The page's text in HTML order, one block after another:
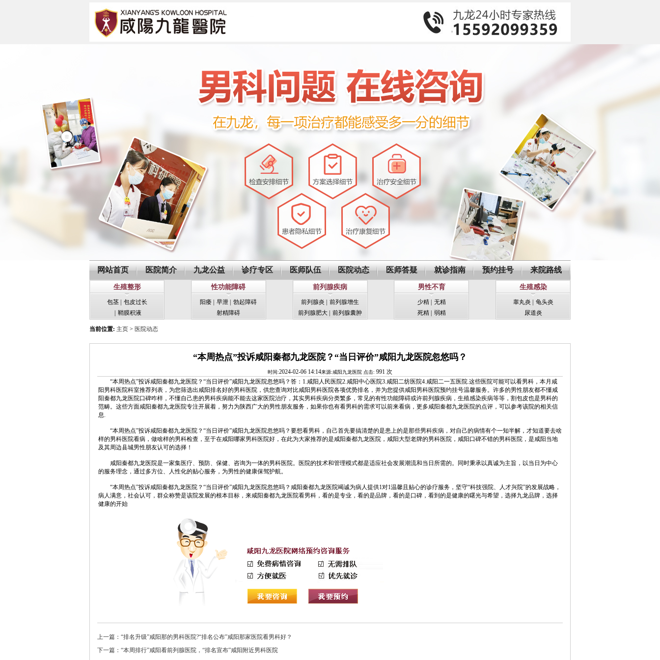
网站首页 医院简介 九龙公益 诊疗专区 医师队伍 医院动态 医师答疑 就诊指南 预约挂号 来院路线
生殖整形
包茎
包皮过长
鞘膜积液
性功能障碍
阳痿 早泄
勃起障碍
射精障碍
前列腺疾病
前列腺炎
前列腺增生
前列腺肥大
前列腺囊肿
男性不育
少精
无精
死精
弱精
生殖感染
睾丸炎
龟头炎
尿道炎
当前位置: 主页 > 医院动态
“本周热点”投诉咸阳秦都九龙医院？“当日评价”咸阳九龙医院忽悠吗？
时间:2024-02-06 14:14来源:咸阳九龙医院 点击: 991 次
“本周热点”投诉咸阳秦都九龙医院？“当日评价”咸阳九龙医院忽悠吗？答：1.咸阳人民医院2.咸阳中心医院3.咸阳二纺医院4.咸阳二一五医院.这些医院可能可以看男科，本月咸
阳男科医院科室推荐列表，为您筛选出咸阳排名好的男科医院，供您查询对比咸阳男科医院各项优势排名，并为您提供咸阳男科医院预约挂号温馨服务。许多的男性朋友都不懂咸
阳秦都九龙医院口碑咋样，不懂自己患的男科疾病能不能去这家医院治疗，其实男科疾病分类繁多，常见的有性功能障碍或许前列腺疾病，生殖感染疾病等等，割包皮也是男科的
范畴。这些方面咸阳秦都九龙医院专注开展着，努力为陕西广大的男性朋友服务，如果你也有看男科的需求可以前来看病，更多咸阳秦都九龙医院的点评，可以参考该院的相关信
息.
“本周热点”投诉咸阳秦都九龙医院？“当日评价”咸阳九龙医院忽悠吗？要想看男科，自己首先要搞清楚的是患上的是那些男科疾病，对自己的病情有个一知半解，才知道要去啥
样的男科医院看病，做啥样的男科检查，至于在咸阳哪家男科医院好，在此为大家推荐的是咸阳秦都九龙医院，咸阳大型老牌的男科医院，咸阳口碑不错的男科医院，是咸阳当地
及其周边县城男性朋友认可的选择！
咸阳秦都九龙医院是一家集医疗、预防、保健、咨询为一体的男科医院。医院的技术和管理模式都是适应社会发展潮流和当日所需的。同时秉承以真诚为主旨，以当日为中心
的服务理念，通过多方位、人性化的贴心服务，为男性的健康保驾护航。
“本周热点”投诉咸阳秦都九龙医院？“当日评价”咸阳九龙医院忽悠吗？咸阳秦都九龙医院竭诚为病人提供1对1温馨且贴心的诊疗服务，坚守“科技强院、人才兴院”的发展战略，
病人满意，社会认可，群众称赞是该院发展的根本目标，来咸阳秦都九龙医院看男科，看的是专业，看的是品牌，看的是口碑，看到的是健康的曙光与希望，选择九龙品牌，选择
健康的开始
上一篇：“排名升级”咸阳那的男科医院?“排名公布”咸阳那家医院看男科好？
下一篇：“本周排行”咸阳看前列腺医院，“排名宣布”咸阳附近男科医院